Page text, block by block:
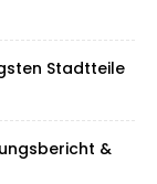
Stadtteile
&